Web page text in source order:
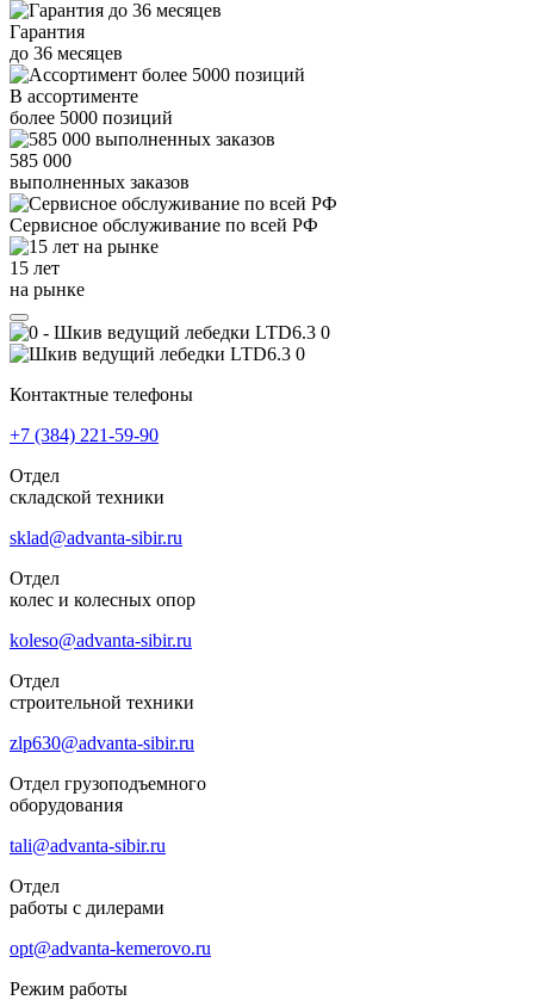
Гарантия
до 36 месяцев
В ассортименте
более 5000 позиций
585 000
выполненных заказов
Сервисное обслуживание по всей РФ
15 лет
на рынке
Контактные телефоны
+7 (384) 221-59-90
Отдел
складской техники
sklad@advanta-sibir.ru
Отдел
колес и колесных опор
koleso@advanta-sibir.ru
Отдел
строительной техники
zlp630@advanta-sibir.ru
Отдел грузоподъемного
оборудования
tali@advanta-sibir.ru
Отдел
работы с дилерами
opt@advanta-kemerovo.ru
Режим работы